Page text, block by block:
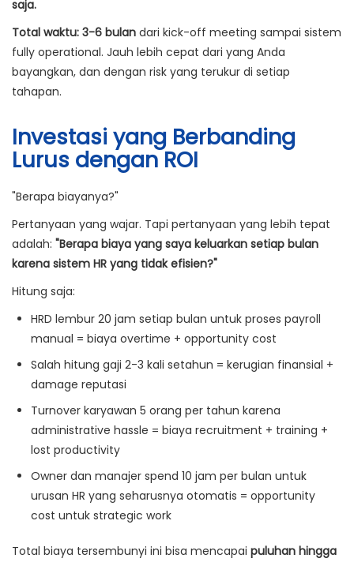
saja.
Total waktu: 3-6 bulan dari kick-off meeting sampai sistem
fully operational. Jauh lebih cepat dari yang Anda
bayangkan, dan dengan risk yang terukur di setiap
tahapan.
Investasi yang Berbanding
Lurus dengan ROI
"Berapa biayanya?"
Pertanyaan yang wajar. Tapi pertanyaan yang lebih tepat
adalah: "Berapa biaya yang saya keluarkan setiap bulan
karena sistem HR yang tidak efisien?"
Hitung saja:
HRD lembur 20 jam setiap bulan untuk proses payroll
manual = biaya overtime + opportunity cost
Salah hitung gaji 2-3 kali setahun = kerugian finansial +
damage reputasi
Turnover karyawan 5 orang per tahun karena
administrative hassle = biaya recruitment + training +
lost productivity
Owner dan manajer spend 10 jam per bulan untuk
urusan HR yang seharusnya otomatis = opportunity
cost untuk strategic work
Total biaya tersembunyi ini bisa mencapai puluhan hingga